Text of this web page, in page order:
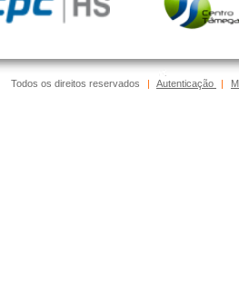
Todos os direitos reservados | Autenticação |